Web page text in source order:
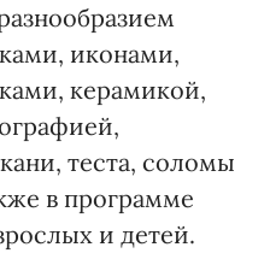
иконами,
керамикой,
теста, соломы
в программе
и детей.